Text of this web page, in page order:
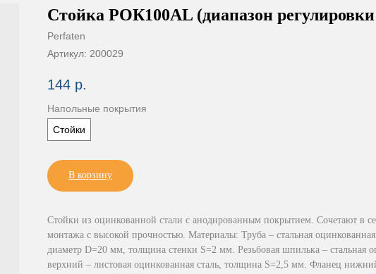
Стойка РОК100AL (диапазон
Perfaten
Артикул: 200029
144 р.
Напольные покрытия
Стойки
В корзину
Стойки из оцинкованной стали с анодированным покрытием. Сочетают в
монтажа с высокой прочностью. Материалы: Труба – стальная
диаметр D=20 мм, толщина стенки S=2 мм. Резьбовая шпилька – стальная
верхний – листовая оцинкованная сталь, толщина S=2,5 мм. Фланец